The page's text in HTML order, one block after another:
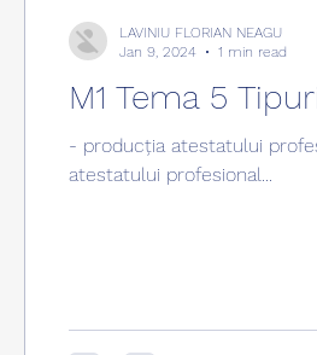
M1 Tema 5
- producția atestatului
atestatului profesional...
LAVINIU FLORIAN NEAGU
Jan 9, 2024
1 min read